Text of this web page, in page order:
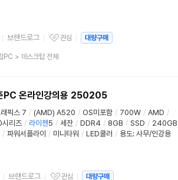
브랜드로그
관심상품
관심 대량구매
PC > 데스크탑 전체
PC 온라인강의용 250205
픽스 7 / (AMD) A520 / OS미포함 / 700W / AMD /
리즈 / 라이젠5 / 세잔 / DDR4 / 8GB / SSD / 240GB
/ 파워서플라이 / 미니타워 / LED쿨러 / 용도: 사무/인강용
브랜드로그 관심 대량구매